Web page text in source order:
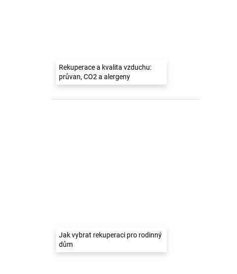
Rekuperace a kvalita vzduchu:
průvan, CO2 a alergeny
Jak vybrat rekuperaci pro rodinný
dům